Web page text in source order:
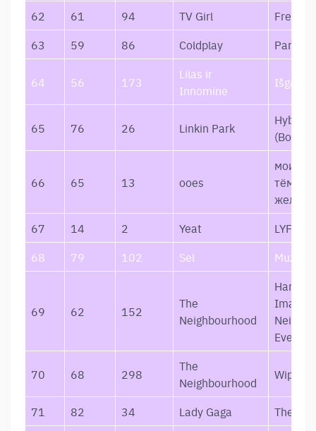
62
61 94 TV Girl
French
63
59 86 Coldplay
64 56 173
Lilas ir
Innomine
Išgama
65 76 26 Linkin Park
Hybrid
(Bonus
66 65 13 ooes
мои
тёмные
67
14 2 Yeat
68
79 102 Sel Muzika
69 62 152
The
Neighbourhood
Hard To
Ever
70 68 298
The
Neighbourhood
Wiped
71 82 34 Lady Gaga The